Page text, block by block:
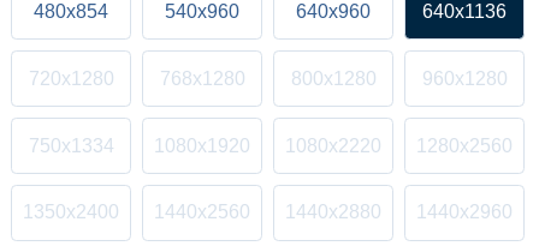
480x854 540x960 640x960 640x1136
720x1280 768x1280 800x1280 960x1280
750x1334 1080x1920 1080x2220 1280x2560
1350x2400 1440x2560 1440x2880 1440x2960